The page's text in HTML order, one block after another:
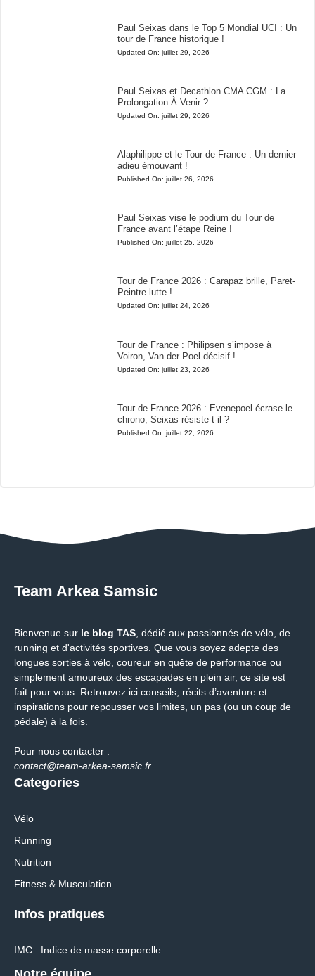
Paul Seixas dans le Top 5 Mondial UCI : Un
tour de France historique !
Updated On: juillet 29, 2026
Paul Seixas et Decathlon CMA CGM : La
Prolongation À Venir ?
Updated On: juillet 29, 2026
Alaphilippe et le Tour de France : Un dernier
adieu émouvant !
Published On: juillet 26, 2026
Paul Seixas vise le podium du Tour de
France avant l’étape Reine !
Published On: juillet 25, 2026
Tour de France 2026 : Carapaz brille, Paret-
Peintre lutte !
Updated On: juillet 24, 2026
Tour de France : Philipsen s’impose à
Voiron, Van der Poel décisif !
Updated On: juillet 23, 2026
Tour de France 2026 : Evenepoel écrase le
chrono, Seixas résiste-t-il ?
Published On: juillet 22, 2026
Team Arkea Samsic
Bienvenue sur le blog TAS, dédié aux passionnés de vélo, de
running et d'activités sportives. Que vous soyez adepte des
longues sorties à vélo, coureur en quête de performance ou
simplement amoureux des escapades en plein air, ce site est
fait pour vous. Retrouvez ici conseils, récits d’aventure et
inspirations pour repousser vos limites, un pas (ou un coup de
pédale) à la fois.
Pour nous contacter :
contact@team-arkea-samsic.fr
Categories
Vélo
Running
Nutrition
Fitness & Musculation
Infos pratiques
IMC : Indice de masse corporelle